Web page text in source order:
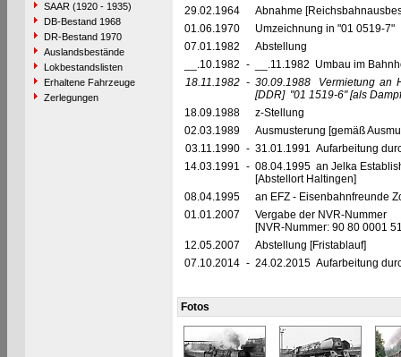
SAAR (1920 - 1935)
DB-Bestand 1968
DR-Bestand 1970
Auslandsbestände
Lokbestandslisten
Erhaltene Fahrzeuge
Zerlegungen
29.02.1964
Abnahme
01.06.1970
Umzeichnung in "01 0519-7"
07.01.1982
Abstellung
__.10.1982 -
__.11.1982 Umbau im
18.11.1982 - 30.09.1988
Vermietung an
[DDR] "01 1519-6" [als
18.09.1988
z-Stellung
02.03.1989
Ausmusterung [gemäß
03.11.1990 - 31.01.1991 Aufarbeitung
14.03.1991 - 08.04.1995 an Jelka
[Abstellort Haltingen]
08.04.1995
an EFZ - Eisenbahnfreunde
01.01.2007
Vergabe der NVR-Nummer
[NVR-Nummer: 90 80 0001
12.05.2007
Abstellung [Fristablauf]
07.10.2014 - 24.02.2015 Aufarbeitung
Fotos